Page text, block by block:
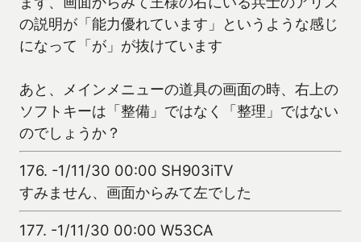
の説明が「能力優れています」というような感じ
になって「が」が抜けています
あと、メインメニューの道具の画面の時、右上の
ソフトキーは「整備」ではなく「整理」ではない
のでしょうか？
176. -1/11/30 00:00 SH903iTV
すみません、画面からみて左でした
177. -1/11/30 00:00 W53CA